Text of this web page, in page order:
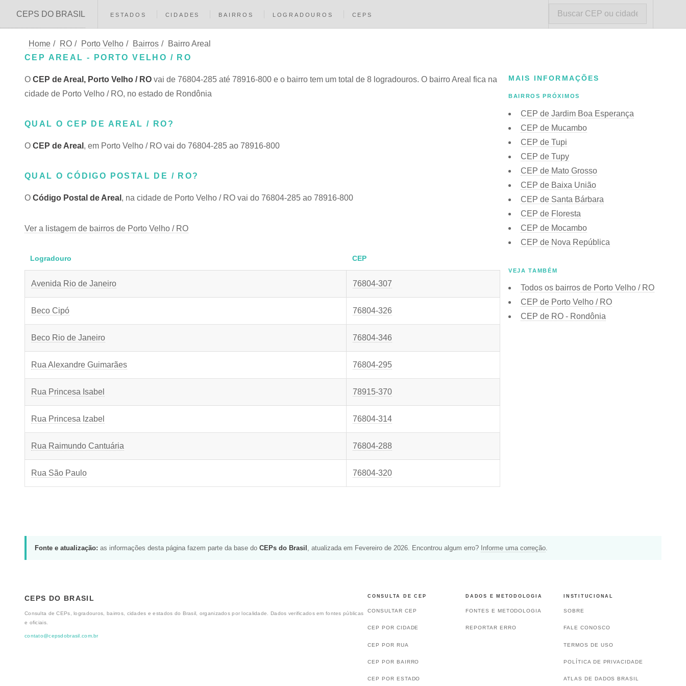
CEPS DO BRASIL ESTADOS CIDADES BAIRROS LOGRADOUROS CEPS
Home / RO / Porto Velho / Bairros /
Bairro Areal
CEP AREAL - PORTO VELHO / RO
O CEP de Areal, Porto Velho / RO vai de 76804-285 até 78916-800 e o bairro tem um total de 8 logradouros. O bairro Areal fica na
cidade de Porto Velho / RO, no estado de Rondônia
QUAL O CEP DE AREAL / RO?
O CEP de Areal , em Porto Velho / RO vai do 76804-285 ao 78916-800
QUAL O CÓDIGO POSTAL DE / RO?
O Código Postal de Areal , na cidade de Porto Velho / RO vai do 76804-285 ao 78916-800
Ver a listagem de bairros de Porto Velho / RO
Logradouro CEP
Avenida Rio de Janeiro 76804-307
Beco Cipó 76804-326
Beco Rio de Janeiro 76804-346
Rua Alexandre Guimarães 76804-295
Rua Princesa Isabel 78915-370
Rua Princesa Izabel 76804-314
Rua Raimundo Cantuária 76804-288
Rua São Paulo 76804-320
MAIS INFORMAÇÕES
BAIRROS PRÓXIMOS
CEP de Jardim Boa Esperança
CEP de Mucambo
CEP de Tupi
CEP de Tupy
CEP de Mato Grosso
CEP de Baixa União
CEP de Santa Bárbara
CEP de Floresta
CEP de Mocambo
CEP de Nova República
VEJA TAMBÉM
Todos os bairros de Porto Velho / RO
CEP de Porto Velho / RO
CEP de RO - Rondônia
Fonte e atualização: as informações desta página fazem parte da base do CEPs do Brasil , atualizada em Fevereiro de 2026. Encontrou algum erro? Informe uma correção
CEPS DO BRASIL
Consulta de CEPs, logradouros, bairros, cidades e estados do Brasil, organizados por localidade. Dados verificados em fontes públicas
e oficiais.
contato@cepsdobrasil.com.br
CONSULTA DE CEP
CONSULTAR CEP
CEP POR CIDADE
CEP POR RUA
CEP POR BAIRRO
CEP POR ESTADO
DADOS E METODOLOGIA
FONTES E METODOLOGIA
REPORTAR ERRO
INSTITUCIONAL
SOBRE
FALE CONOSCO
TERMOS DE USO
POLÍTICA DE PRIVACIDADE
ATLAS DE DADOS BRASIL